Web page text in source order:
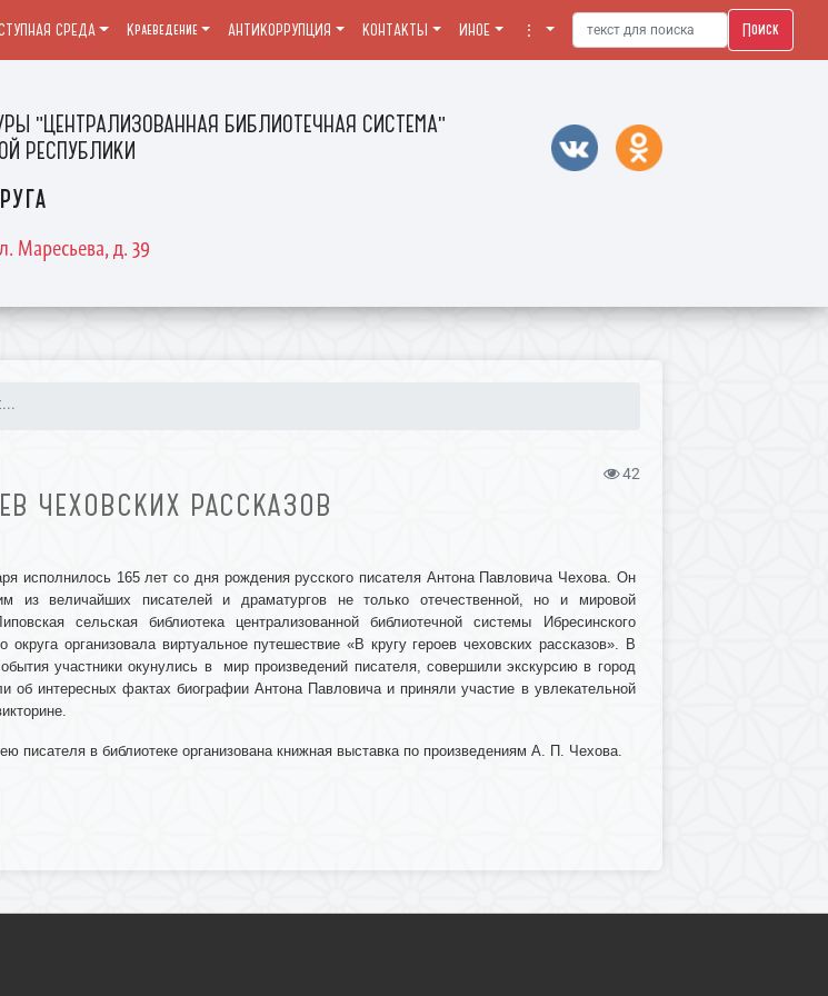
"ЦЕНТРАЛИЗОВАННАЯ БИБЛИОТЕЧНАЯ СИСТЕМА"
РЕСПУБЛИКИ
Маресьева, д. 39
СРЕДА Краеведение АНТИКОРРУПЦИЯ КОНТАКТЫ ИНОЕ ⋮ Поиск
42
ЧЕХОВСКИХ РАССКАЗОВ
исполнилось 165 лет со дня рождения русского писателя Антона Павловича Чехова. Он
из величайших писателей и драматургов не только отечественной, но и мировой
сельская библиотека централизованной библиотечной системы Ибресинского
округа организовала виртуальное путешествие «В кругу героев чеховских рассказов». В
участники окунулись в мир произведений писателя, совершили экскурсию в город
об интересных фактах биографии Антона Павловича и приняли участие в увлекательной
писателя в библиотеке организована книжная выставка по произведениям А. П. Чехова.